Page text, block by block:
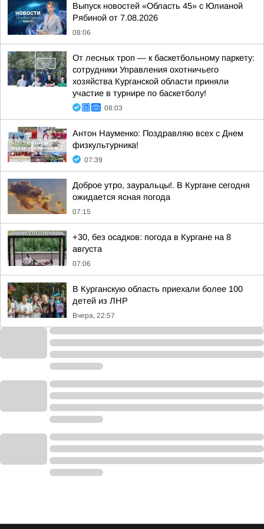
Выпуск новостей «Область 45» с Юлианой
Рябиной от 7.08.2026
08:06
От лесных троп — к баскетбольному паркету:
сотрудники Управления охотничьего
хозяйства Курганской области приняли
участие в турнире по баскетболу!
08:03
Антон Науменко: Поздравляю всех с Днем
физкультурника!
07:39
Доброе утро, зауральцы!. В Кургане сегодня
ожидается ясная погода
07:15
+30, без осадков: погода в Кургане на 8
августа
07:06
В Курганскую область приехали более 100
детей из ЛНР
Вчера, 22:57